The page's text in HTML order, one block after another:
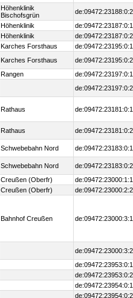
Höhenklinik
Bischofsgrün
de:09472:23188:0:2
Höhenklinik
de:09472:23187:0:1
Höhenklinik
de:09472:23187:0:2
Karches Forsthaus
de:09472:23195:0:1
Karches Forsthaus
de:09472:23195:0:2
Rangen
de:09472:23197:0:1
de:09472:23197:0:2
Rathaus de:09472:23181:0:1
Rathaus de:09472:23181:0:2
Schwebebahn Nord de:09472:23183:0:1
Schwebebahn Nord de:09472:23183:0:2
Creußen (Oberfr)
de:09472:23000:1:1
Creußen (Oberfr)
de:09472:23000:2:2
Bahnhof Creußen de:09472:23000:3:1
de:09472:23000:3:2
de:09472:23953:0:1
de:09472:23953:0:2
de:09472:23954:0:1
de:09472:23954:0:2